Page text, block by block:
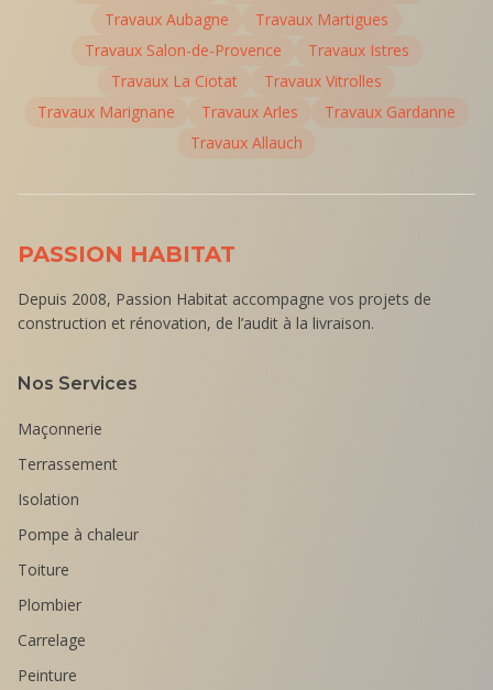
Travaux Aubagne Travaux Martigues
Travaux Salon-de-Provence Travaux Istres
Travaux La Ciotat Travaux Vitrolles
Travaux Marignane Travaux Arles Travaux Gardanne
Travaux Allauch
PASSION HABITAT
Depuis 2008, Passion Habitat accompagne vos projets de
construction et rénovation, de l’audit à la livraison.
Nos Services
Maçonnerie
Terrassement
Isolation
Pompe à chaleur
Toiture
Plombier
Carrelage
Peinture